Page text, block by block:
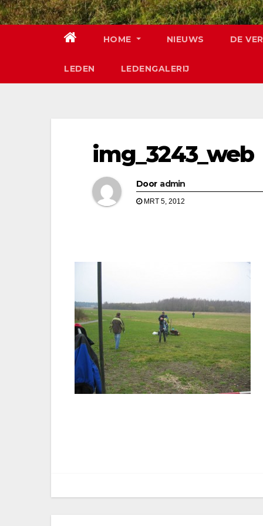
HOME NIEUWS DE
LEDEN LEDENGALERIJ
img_3243_web
Door admin
MRT 5, 2012